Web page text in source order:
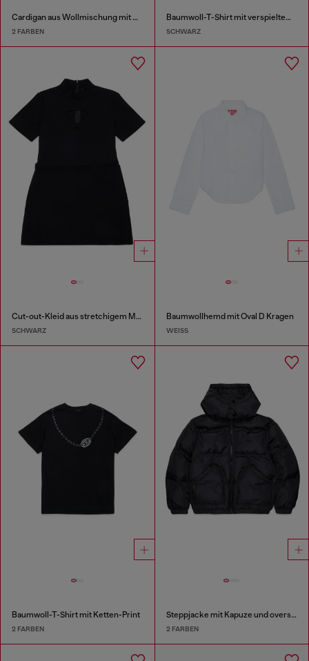
Cardigan aus Wollmischung mit Argyle-Muster
2 FARBEN
Baumwoll-T-Shirt mit verspieltem Logo-Print
SCHWARZ
Cut-out-Kleid aus stretchigem Material
SCHWARZ
Baumwollhemd mit Oval D Kragen
WEISS
Baumwoll-T-Shirt mit Ketten-Print
2 FARBEN
Steppjacke mit Kapuze und oversized Taschen
2 FARBEN